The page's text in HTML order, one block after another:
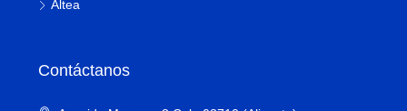
Altea
Contáctanos